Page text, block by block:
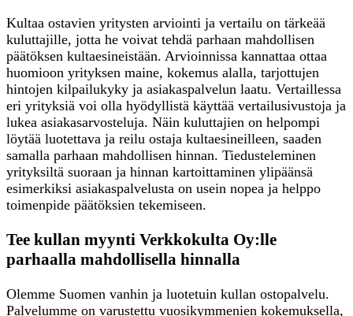
Kultaa ostavien yritysten arviointi ja vertailu on tärkeää
kuluttajille, jotta he voivat tehdä parhaan mahdollisen
päätöksen kultaesineistään. Arvioinnissa kannattaa ottaa
huomioon yrityksen maine, kokemus alalla, tarjottujen
hintojen kilpailukyky ja asiakaspalvelun laatu. Vertaillessa
eri yrityksiä voi olla hyödyllistä käyttää vertailusivustoja ja
lukea asiakasarvosteluja. Näin kuluttajien on helpompi
löytää luotettava ja reilu ostaja kultaesineilleen, saaden
samalla parhaan mahdollisen hinnan. Tiedusteleminen
yrityksiltä suoraan ja hinnan kartoittaminen ylipäänsä
esimerkiksi asiakaspalvelusta on usein nopea ja helppo
toimenpide päätöksien tekemiseen.
Tee kullan myynti Verkkokulta Oy:lle
parhaalla mahdollisella hinnalla
Olemme Suomen vanhin ja luotetuin kullan ostopalvelu.
Palvelumme on varustettu vuosikymmenien kokemuksella,